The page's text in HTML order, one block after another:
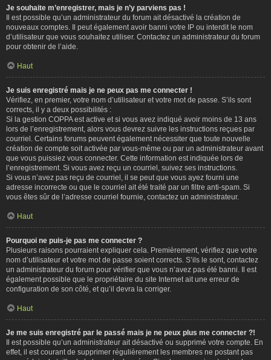
Je souhaite m’enregistrer, mais je n’y parviens pas !
Il est possible qu’un administrateur du forum ait désactivé la création de
nouveaux comptes. Il peut également avoir banni votre IP ou interdit le nom
d’utilisateur que vous souhaitez utiliser. Contactez un administrateur du forum
pour obtenir de l’aide.
Haut
Je suis enregistré mais je ne peux pas me connecter !
Vérifiez, en premier, votre nom d’utilisateur et votre mot de passe. S’ils sont
corrects, il y a deux possibilités :
Si la gestion COPPA est active et si vous avez indiqué avoir moins de 13 ans
lors de l’enregistrement, alors vous devrez suivre les instructions reçues par
courriel. Certains forums peuvent également nécessiter que toute nouvelle
création de compte soit activée par vous-même ou par un administrateur avant
que vous puissiez vous connecter. Cette information est indiquée lors de
l’enregistrement. Si vous avez reçu un courriel, suivez ses instructions.
Si vous n’avez pas reçu de courriel, il se peut que vous ayez fourni une
adresse incorrecte ou que le courriel ait été traité par un filtre anti-spam. Si
vous êtes sûr de l’adresse courriel fournie, contactez un administrateur.
Haut
Pourquoi ne puis-je pas me connecter ?
Plusieurs raisons pourraient expliquer cela. Premièrement, vérifiez que votre
nom d’utilisateur et votre mot de passe soient corrects. S’ils le sont, contactez
un administrateur du forum pour vérifier que vous n’avez pas été banni. Il est
également possible que le propriétaire du site Internet ait une erreur de
configuration de son côté, et qu’il devra la corriger.
Haut
Je me suis enregistré par le passé mais je ne peux plus me connecter ?!
Il est possible qu’un administrateur ait désactivé ou supprimé votre compte. En
effet, il est courant de supprimer régulièrement les membres ne postant pas